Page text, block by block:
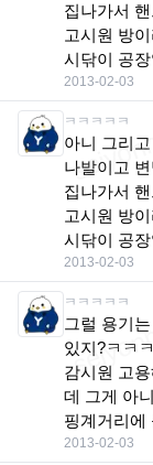
집나가서
고시원 방
시닦이 공
2013-02-03
ㅋㅋㅋㅋㅋ
아니 그리
나발이고
집나가서
고시원 방
시닦이 공
2013-02-03
ㅋㅋㅋㅋㅋ
그럴 용기
있지?ㅋㅋ
감시원 고
데 그게 아
핑계거리에
2013-02-03